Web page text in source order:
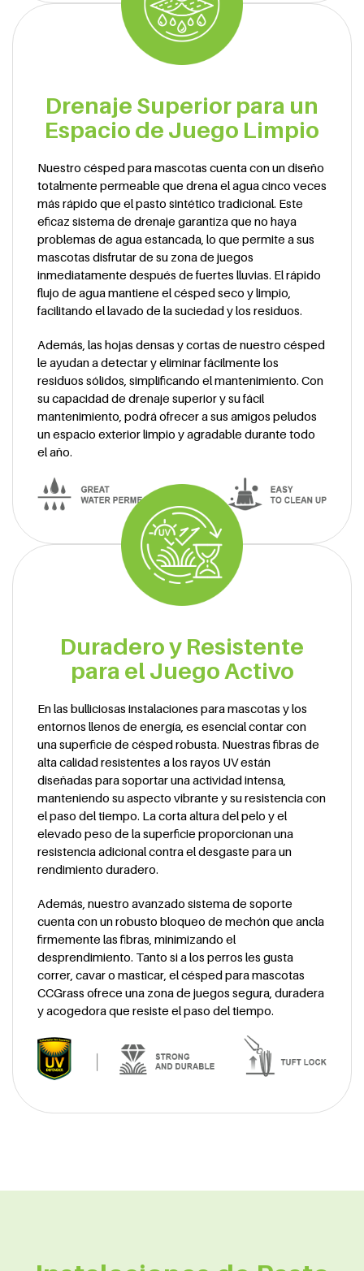
Drenaje Superior para un
Espacio de Juego Limpio
Nuestro césped para mascotas cuenta con un diseño
totalmente permeable que drena el agua cinco veces
más rápido que el pasto sintético tradicional. Este
eficaz sistema de drenaje garantiza que no haya
problemas de agua estancada, lo que permite a sus
mascotas disfrutar de su zona de juegos
inmediatamente después de fuertes lluvias. El rápido
flujo de agua mantiene el césped seco y limpio,
facilitando el lavado de la suciedad y los residuos.
Además, las hojas densas y cortas de nuestro césped
le ayudan a detectar y eliminar fácilmente los
residuos sólidos, simplificando el mantenimiento. Con
su capacidad de drenaje superior y su fácil
mantenimiento, podrá ofrecer a sus amigos peludos
un espacio exterior limpio y agradable durante todo
el año.
Duradero y Resistente
para el Juego Activo
En las bulliciosas instalaciones para mascotas y los
entornos llenos de energía, es esencial contar con
una superficie de césped robusta. Nuestras fibras de
alta calidad resistentes a los rayos UV están
diseñadas para soportar una actividad intensa,
manteniendo su aspecto vibrante y su resistencia con
el paso del tiempo. La corta altura del pelo y el
elevado peso de la superficie proporcionan una
resistencia adicional contra el desgaste para un
rendimiento duradero.
Además, nuestro avanzado sistema de soporte
cuenta con un robusto bloqueo de mechón que ancla
firmemente las fibras, minimizando el
desprendimiento. Tanto si a los perros les gusta
correr, cavar o masticar, el césped para mascotas
CCGrass ofrece una zona de juegos segura, duradera
y acogedora que resiste el paso del tiempo.